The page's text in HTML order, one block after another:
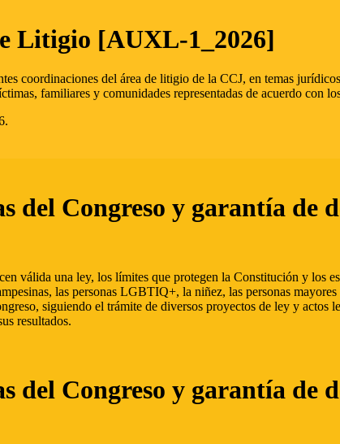
Litigio [AUXL-1_2026]
coordinaciones del área de litigio de la CCJ, en temas
familiares y comunidades representadas de acuerdo con
del Congreso y garantía de
válida una ley, los límites que protegen la Constitución y los
las personas LGBTIQ+, la niñez, las personas
siguiendo el trámite de diversos proyectos de ley y
resultados.
del Congreso y garantía de